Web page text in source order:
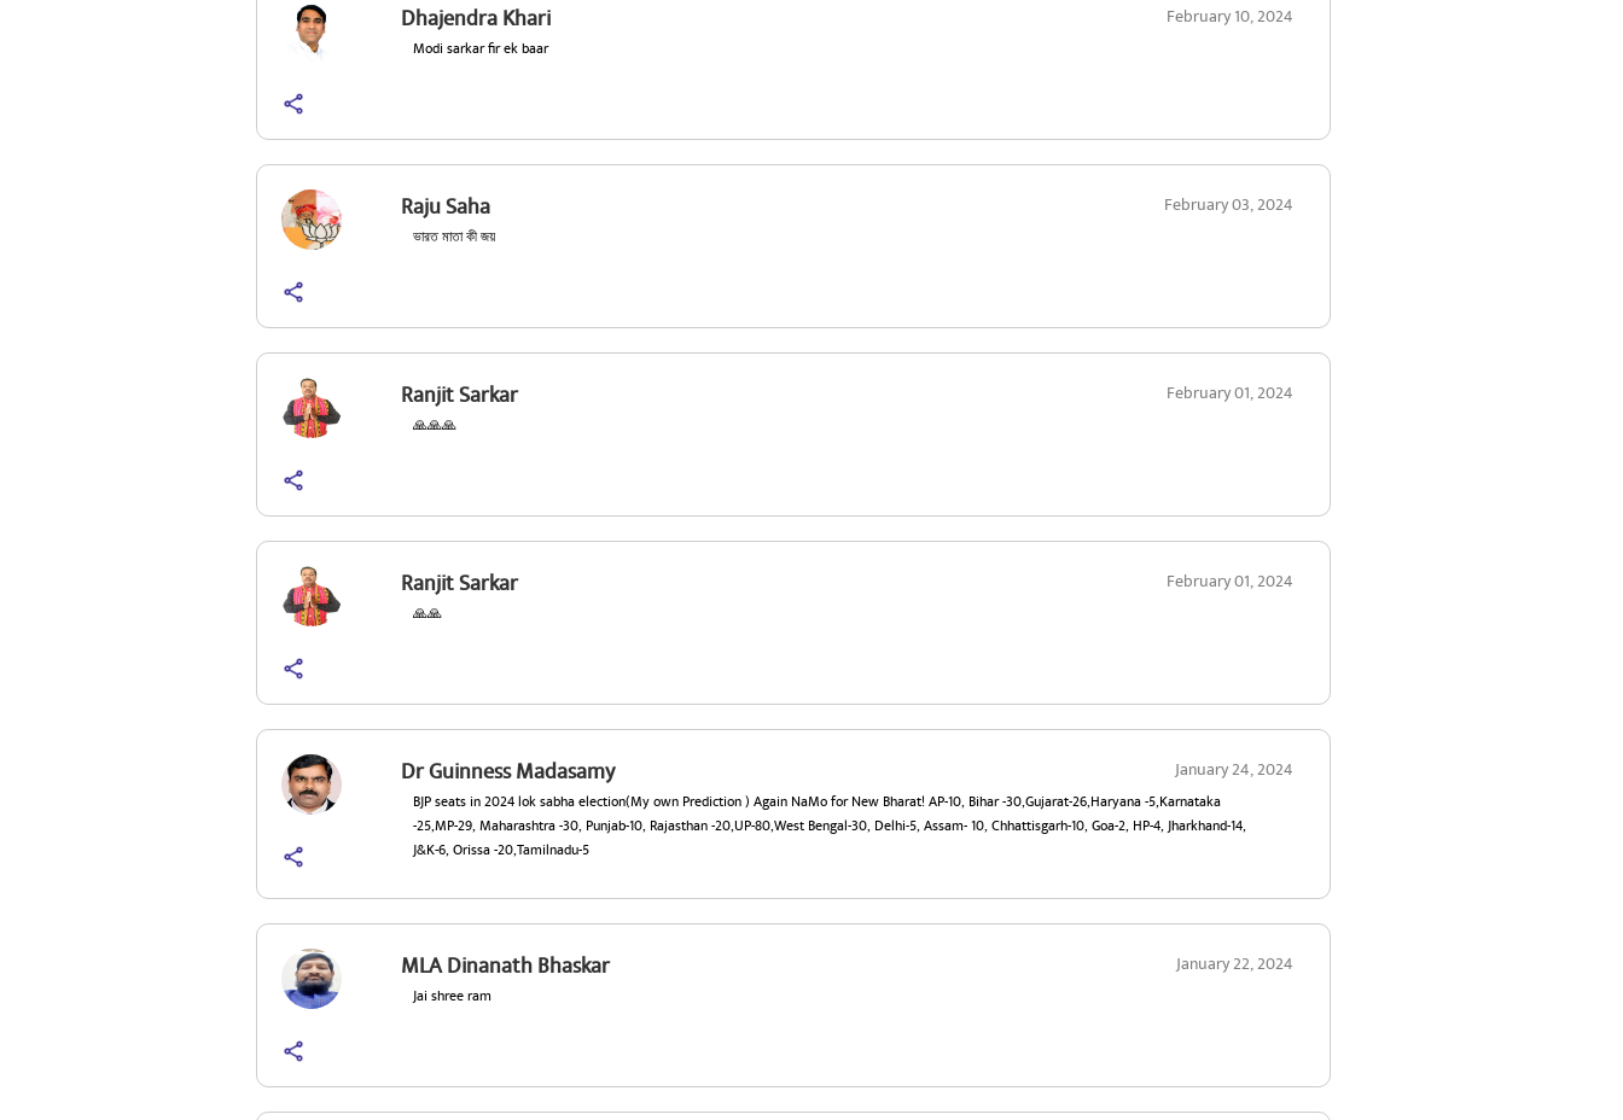
Dhajendra Khari February 10, 2024
Modi sarkar fir ek baar
Raju Saha February 03, 2024
ভারত মাতা কী জয়
Ranjit Sarkar February 01, 2024
🙏🙏🙏
Ranjit Sarkar February 01, 2024
🙏🙏
Dr Guinness Madasamy January 24, 2024
BJP seats in 2024 lok sabha election(My own Prediction ) Again NaMo for New Bharat! AP-10, Bihar -30,Gujarat-26,Haryana -5,Karnataka
-25,MP-29, Maharashtra -30, Punjab-10, Rajasthan -20,UP-80,West Bengal-30, Delhi-5, Assam- 10, Chhattisgarh-10, Goa-2, HP-4, Jharkhand-14,
J&K-6, Orissa -20,Tamilnadu-5
MLA Dinanath Bhaskar January 22, 2024
Jai shree ram